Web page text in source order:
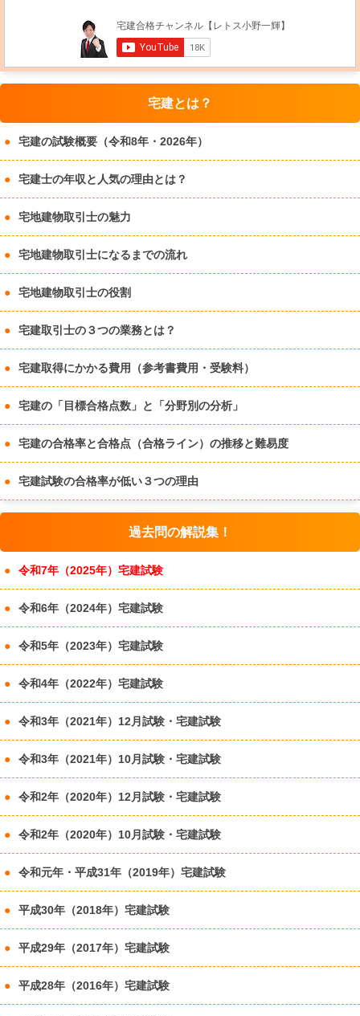
宅建とは？
宅建の試験概要（令和8年・2026年）
宅建士の年収と人気の理由とは？
宅地建物取引士の魅力
宅地建物取引士になるまでの流れ
宅地建物取引士の役割
宅建取引士の３つの業務とは？
宅建取得にかかる費用（参考書費用・受験料）
宅建の「目標合格点数」と「分野別の分析」
宅建の合格率と合格点（合格ライン）の推移と難易度
宅建試験の合格率が低い３つの理由
過去問の解説集！
令和7年（2025年）宅建試験
令和6年（2024年）宅建試験
令和5年（2023年）宅建試験
令和4年（2022年）宅建試験
令和3年（2021年）12月試験・宅建試験
令和3年（2021年）10月試験・宅建試験
令和2年（2020年）12月試験・宅建試験
令和2年（2020年）10月試験・宅建試験
令和元年・平成31年（2019年）宅建試験
平成30年（2018年）宅建試験
平成29年（2017年）宅建試験
平成28年（2016年）宅建試験